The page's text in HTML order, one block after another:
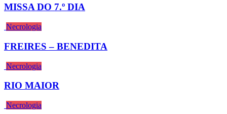
MISSA DO 7.º DIA
Necrologia
FREIRES – BENEDITA
Necrologia
RIO MAIOR
Necrologia